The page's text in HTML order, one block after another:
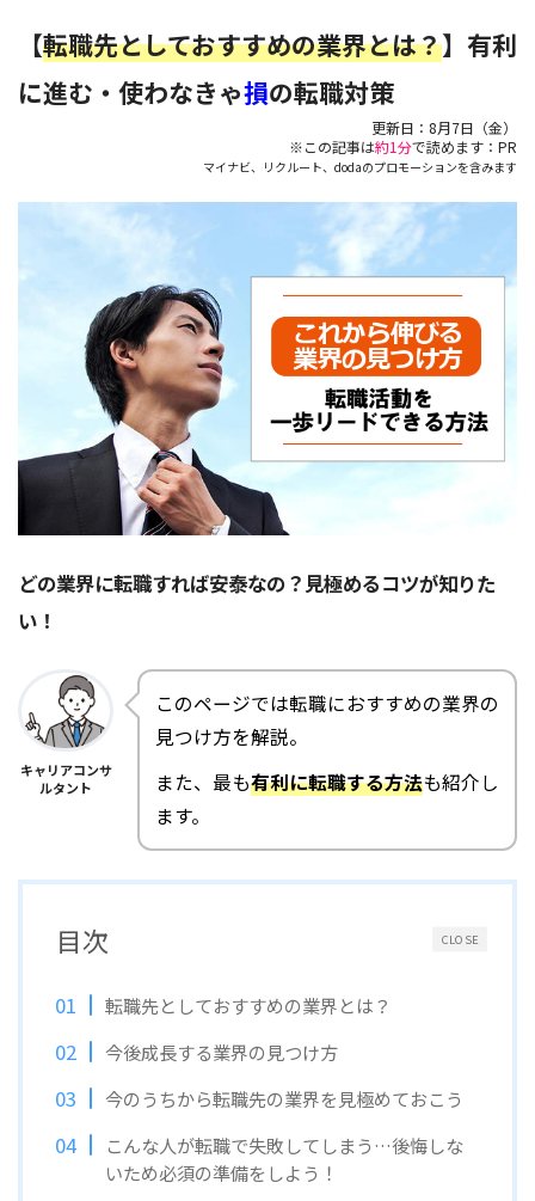
【転職先としておすすめの業界とは？】有利
に進む・使わなきゃ損の転職対策
更新日： 8月7日（金）
※この記事は約1分で読めます：PR
マイナビ、リクルート、dodaのプロモーションを含みます
どの業界に転職すれば安泰なの？見極めるコツが知りた
い！
キャリアコンサ
ルタント
このページでは転職におすすめの業界の
見つけ方を解説。
また、最も有利に転職する方法も紹介し
ます。
CLOSE
目次
転職先としておすすめの業界とは？
今後成長する業界の見つけ方
今のうちから転職先の業界を見極めておこう
こんな人が転職で失敗してしまう…後悔しな
いため必須の準備をしよう！